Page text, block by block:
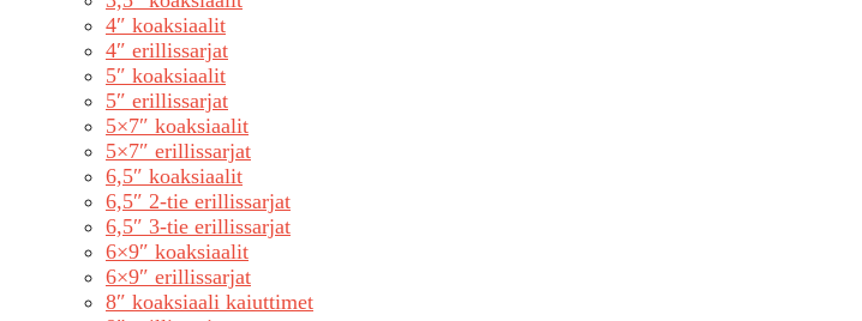
4″ koaksiaalit
4″ erillissarjat
5″ koaksiaalit
5″ erillissarjat
5×7″ koaksiaalit
5×7″ erillissarjat
6,5″ koaksiaalit
6,5″ 2-tie erillissarjat
6,5″ 3-tie erillissarjat
6×9″ koaksiaalit
6×9″ erillissarjat
8″ koaksiaali kaiuttimet